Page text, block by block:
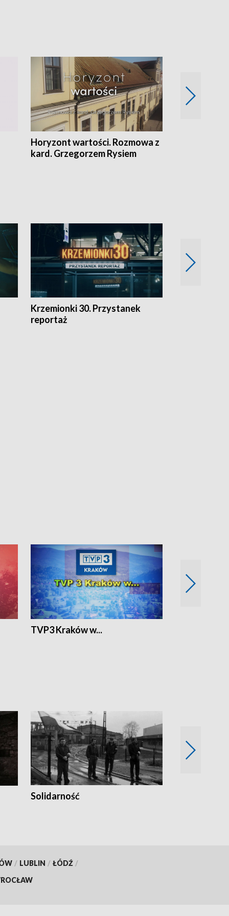
Horyzont wartości. Rozmowa z
kard. Grzegorzem Rysiem
Krzemionki 30. Przystanek
reportaż
TVP3 Kraków w...
Solidarność
/ LUBLIN / ŁÓDŹ /